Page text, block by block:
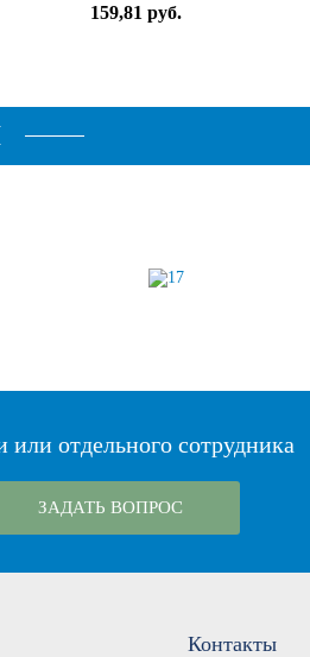
159,81 руб.
отдельного сотрудника
ЗАДАТЬ ВОПРОС
Контакты